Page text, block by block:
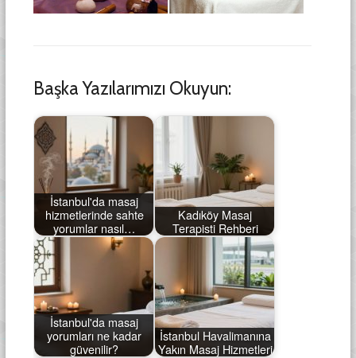
Başka Yazılarımızı Okuyun:
İstanbul'da masaj
hizmetlerinde sahte
yorumlar nasıl…
Kadıköy Masaj
Terapisti Rehberi
İstanbul'da masaj
yorumları ne kadar
güvenilir?
İstanbul Havalimanına
Yakın Masaj Hizmetleri